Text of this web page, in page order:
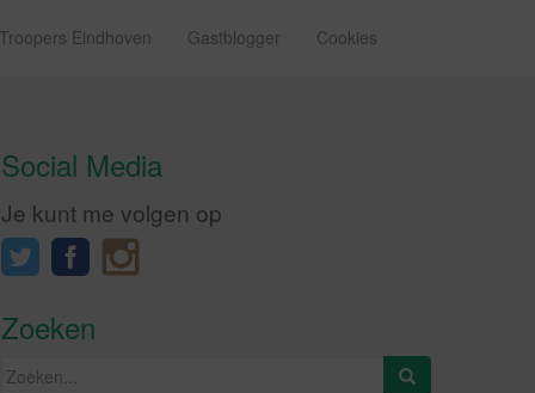
Eindhoven Gastblogger Cookies
Social Media
Je kunt me volgen op
Zoeken
Zoeken